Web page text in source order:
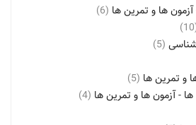
ها و تمرین ها (6)
(5)
و تمرین ها (5)
- آزمون ها و تمرین ها (4)